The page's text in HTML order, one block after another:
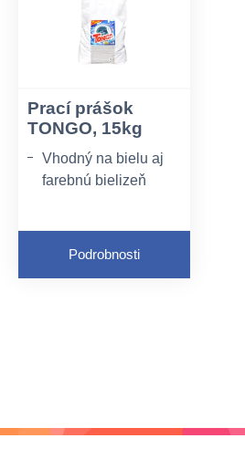
Prací prášok
TONGO, 15kg
Vhodný na bielu aj
farebnú bielizeň
druhy škvŕn
Dokonale prevonia
bielizeň
Podrobnosti